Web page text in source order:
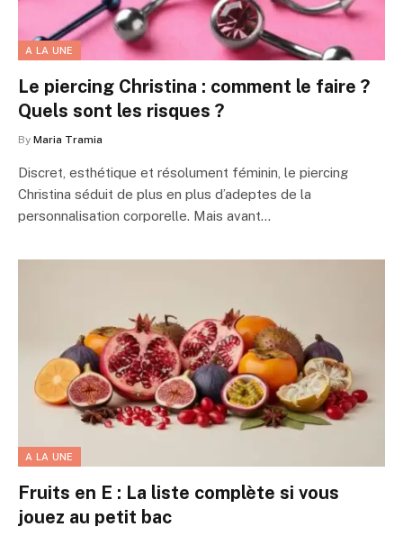
A LA UNE
Le piercing Christina : comment le faire ?
Quels sont les risques ?
By Maria Tramia
Discret, esthétique et résolument féminin, le piercing
Christina séduit de plus en plus d’adeptes de la
personnalisation corporelle. Mais avant…
A LA UNE
Fruits en E : La liste complète si vous
jouez au petit bac